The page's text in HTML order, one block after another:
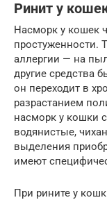
Ринит у
Насморк у кошек
простуженности.
аллергии — на
другие средства
он переходит в
разрастанием
насморк у кошки
водянистые,
выделения
имеют
При рините у